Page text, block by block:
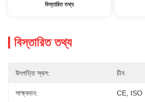
বিস্তারিত তথ্য
বিস্তারিত তথ্য
উৎপত্তি স্থল: চীন
সাক্ষ্যদান: CE, ISO